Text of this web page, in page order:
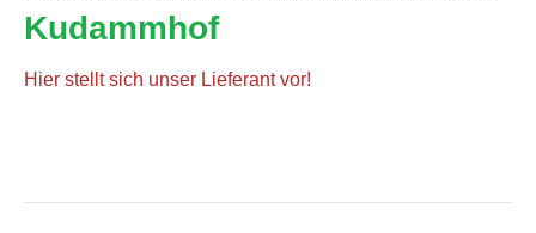
Kudammhof
Hier stellt sich unser Lieferant vor!